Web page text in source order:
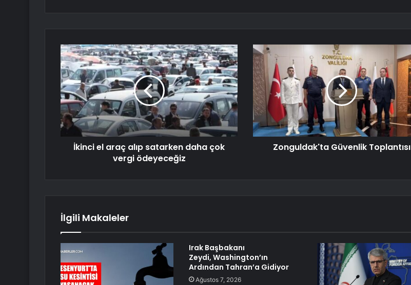
İkinci el araç alıp satarken daha çok
vergi ödeyeceğiz
Zonguldak'ta Güvenlik Toplantısı
İlgili Makaleler
Irak Başbakanı
Zeydi, Washington’ın
Ardından Tahran’a Gidiyor
Ağustos 7, 2026